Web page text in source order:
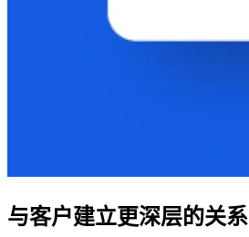
与客户建立更深层的关系